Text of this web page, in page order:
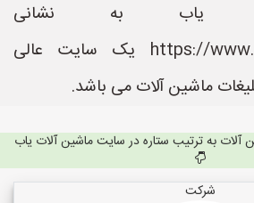
یاب به نشانی
https://www.MashinalatYab.ir یک سایت عالی
ماشین آلات می باشد.
آلات به ترتیب ستاره در سایت ماشین آلات یاب
شرکت